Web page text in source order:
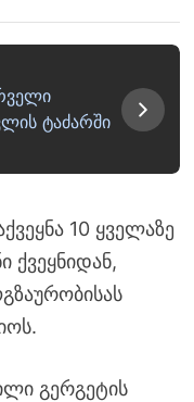
ტაძარში
10 ყველაზე
ქვეყნიდან,
გერგეტის